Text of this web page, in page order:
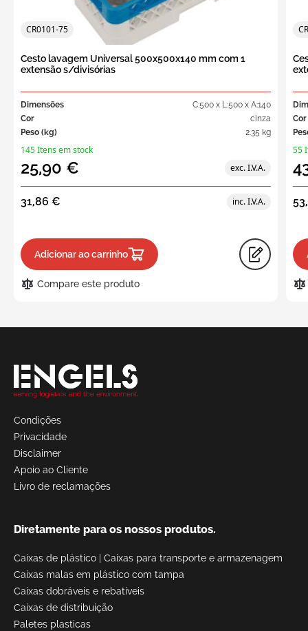
CR0101-75
Cesto lavagem Universal 500x500x140 mm com 1
extensão s/divisórias
Dimensões
C:500 x L:500 x A:140
Cor
cinza
Peso (kg)
2.35 kg
145 Itens em stock
25,90 €
31,86 €
Adicionar ao carrinho
Compare este produto
Cor
55
um
Condições
Privacidade
Disclaimer
Apoio ao Cliente
Livro de reclamações
Diretamente para os nossos produtos.
Caixas de plástico
Caixas para transporte e armazenagem
Caixas malas em plástico com tampa
Caixas dobráveis e rebatíveis
Caixas de distribuição
Paletes plasticas